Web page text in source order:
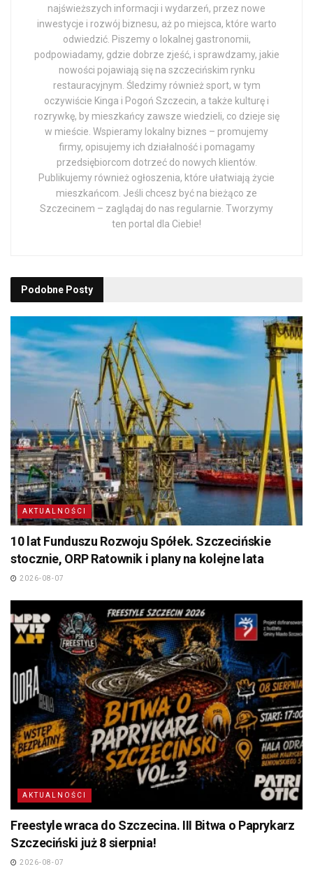
najświeższych informacji i wydarzeń, przez nowe
inwestycje i rozwój biznesu, aż po miejsca, które warto
odwiedzić. Piszemy o lokalnej gastronomii,
podpowiadamy, gdzie dobrze zjeść, i sprawdzamy, jakie
nowości pojawiają się na szczecińskim rynku
restauracyjnym. Śledzimy również sport, w tym
oczywiście Kinga i Pogoń Szczecin, a także kulturę i
rozrywkę, by mieszkańcy zawsze wiedzieli, co dzieje się
w mieście. Wspieramy lokalny biznes – promujemy
firmy, opisujemy ich działalność i pomagamy
przedsiębiorcom dotrzeć do nowych klientów.
Publikujemy również ogłoszenia, które ułatwiają życie
mieszkańcom. Jeśli chcesz być na bieżąco ze
Szczecinem – zaglądaj do nas regularnie. Tworzymy
ten portal dla Ciebie!
Podobne Posty
AKTUALNOŚCI
10 lat Funduszu Rozwoju Spółek. Szczecińskie
stocznie, ORP Ratownik i plany na kolejne lata
2026-08-07
AKTUALNOŚCI
Freestyle wraca do Szczecina. III Bitwa o Paprykarz
Szczeciński już 8 sierpnia!
2026-08-07